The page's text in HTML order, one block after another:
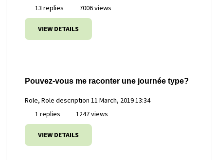
13 replies
7006 views
VIEW DETAILS
Pouvez-vous me raconter une journée type?
Role, Role description 11 March, 2019 13:34
1 replies
1247 views
VIEW DETAILS